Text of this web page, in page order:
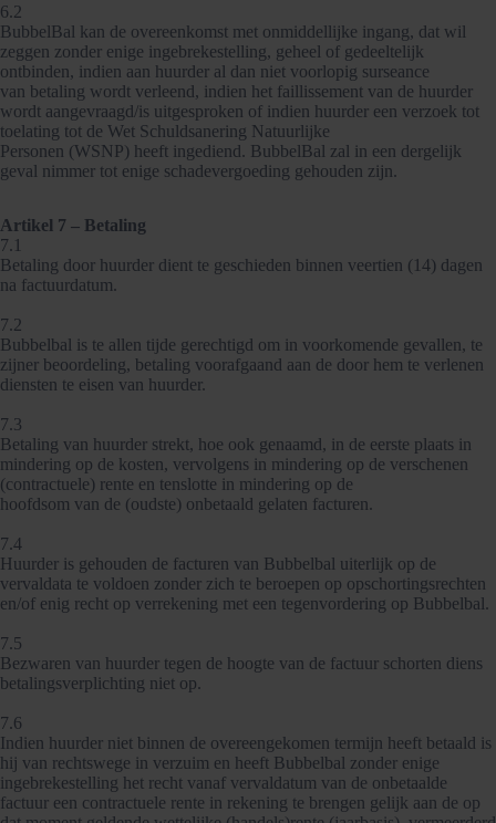
6.2
BubbelBal kan de overeenkomst met onmiddellijke ingang, dat wil
zeggen zonder enige ingebrekestelling, geheel of gedeeltelijk
ontbinden, indien aan huurder al dan niet voorlopig surseance
van betaling wordt verleend, indien het faillissement van de huurder
wordt aangevraagd/is uitgesproken of indien huurder een verzoek tot
toelating tot de Wet Schuldsanering Natuurlijke
Personen (WSNP) heeft ingediend. BubbelBal zal in een dergelijk
geval nimmer tot enige schadevergoeding gehouden zijn.
Artikel 7 – Betaling
7.1
Betaling door huurder dient te geschieden binnen veertien (14) dagen
na factuurdatum.
7.2
Bubbelbal is te allen tijde gerechtigd om in voorkomende gevallen, te
zijner beoordeling, betaling voorafgaand aan de door hem te verlenen
diensten te eisen van huurder.
7.3
Betaling van huurder strekt, hoe ook genaamd, in de eerste plaats in
mindering op de kosten, vervolgens in mindering op de verschenen
(contractuele) rente en tenslotte in mindering op de
hoofdsom van de (oudste) onbetaald gelaten facturen.
7.4
Huurder is gehouden de facturen van Bubbelbal uiterlijk op de
vervaldata te voldoen zonder zich te beroepen op opschortingsrechten
en/of enig recht op verrekening met een tegenvordering op Bubbelbal.
7.5
Bezwaren van huurder tegen de hoogte van de factuur schorten diens
betalingsverplichting niet op.
7.6
Indien huurder niet binnen de overeengekomen termijn heeft betaald is
hij van rechtswege in verzuim en heeft Bubbelbal zonder enige
ingebrekestelling het recht vanaf vervaldatum van de onbetaalde
factuur een contractuele rente in rekening te brengen gelijk aan de op